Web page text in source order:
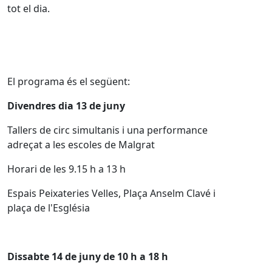
tot el dia.
El programa és el següent:
Divendres dia 13 de juny
Tallers de circ simultanis i una performance
adreçat a les escoles de Malgrat
Horari de les 9.15 h a 13 h
Espais Peixateries Velles, Plaça Anselm Clavé i
plaça de l'Església
Dissabte 14 de juny de 10 h a 18 h